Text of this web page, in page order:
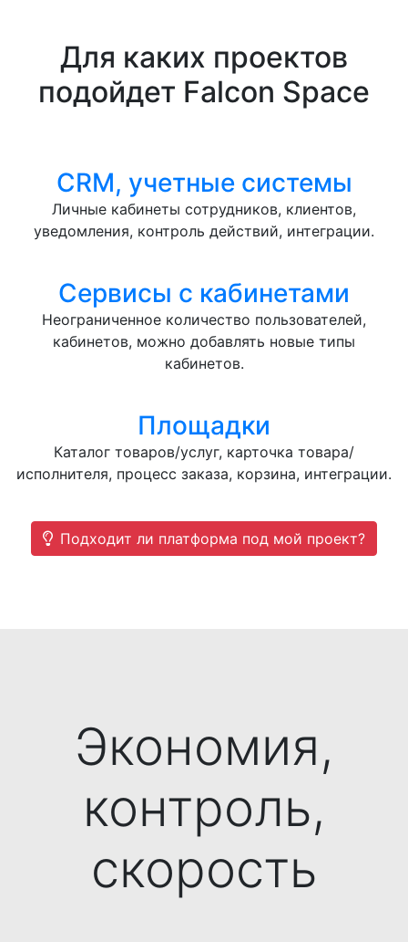
Для каких проектов
подойдет Falcon Space
CRM, учетные системы
Личные кабинеты сотрудников, клиентов,
уведомления, контроль действий, интеграции.
Сервисы с кабинетами
Неограниченное количество пользователей,
кабинетов, можно добавлять новые типы
кабинетов.
Площадки
Каталог товаров/услуг, карточка товара/
исполнителя, процесс заказа, корзина, интеграции.
Подходит ли платформа под мой проект?
Экономия,
контроль,
скорость